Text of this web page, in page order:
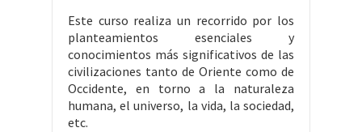
Este curso realiza un recorrido por los
planteamientos esenciales y
conocimientos más significativos de las
civilizaciones tanto de Oriente como de
Occidente, en torno a la naturaleza
humana, el universo, la vida, la sociedad,
etc.